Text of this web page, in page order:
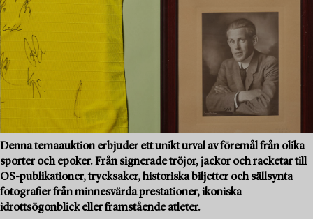
Denna temaauktion erbjuder ett unikt urval av föremål från olika
sporter och epoker. Från signerade tröjor, jackor och racketar till
OS-publikationer, trycksaker, historiska biljetter och sällsynta
fotografier från minnesvärda prestationer, ikoniska
idrottsögonblick eller framstående atleter.